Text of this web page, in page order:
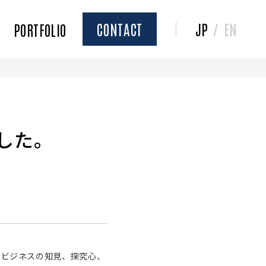
PORTFOLIO CONTACT JP / EN
。
ネスの知見、探究心、